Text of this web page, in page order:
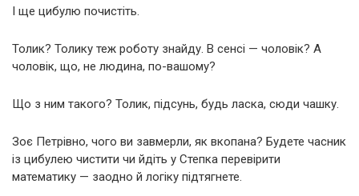
І ще цибулю почистіть.
Толик? Толику теж роботу знайду. В сенсі — чоловік? А
чоловік, що, не людина, по-вашому?
Що з ним такого? Толик, підсунь, будь ласка, сюди чашку.
Зоє Петрівно, чого ви завмерли, як вкопана? Будете часник
із цибулею чистити чи йдіть у Степка перевірити
математику — заодно й логіку підтягнете.